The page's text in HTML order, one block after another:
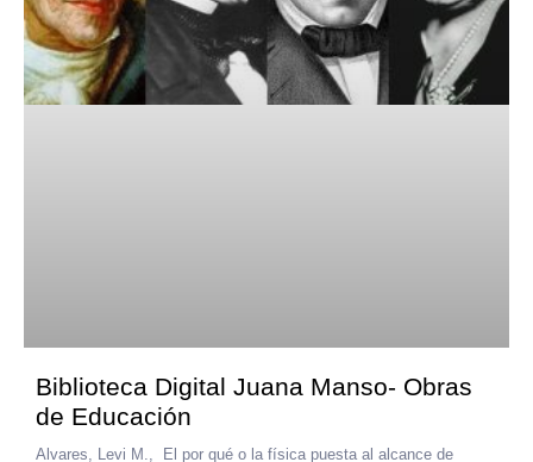
Biblioteca Digital Juana Manso- Obras
de Educación
Alvares, Levi M., El por qué o la física puesta al alcance de